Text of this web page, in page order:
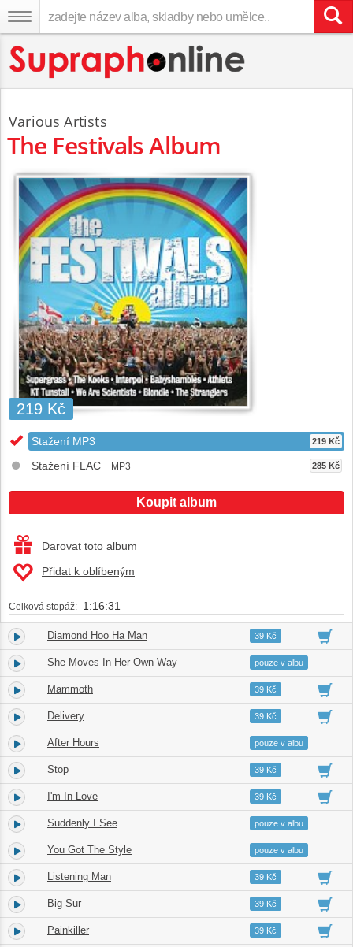
Various Artists
The Festivals Album
219 Kč
Stažení MP3 219 Kč
Stažení FLAC + MP3 285 Kč
Koupit album
Darovat toto album
Přidat k oblíbeným
Celková stopáž: 1:16:31
1. Diamond Hoo Ha Man 03:2839 Kč
2. She Moves In Her Own Way 02:48
pouze v albu
3. Mammoth 04:1239 Kč
4. Delivery 02:4239 Kč
5. After Hours 03:52
pouze v albu
6. Stop 04:3639 Kč
7. I'm In Love 02:5939 Kč
8. Suddenly I See 03:22
pouze v albu
9. You Got The Style 03:29
pouze v albu
10. Listening Man 04:4739 Kč
11. Big Sur 03:0739 Kč
12. Painkiller 03:5439 Kč